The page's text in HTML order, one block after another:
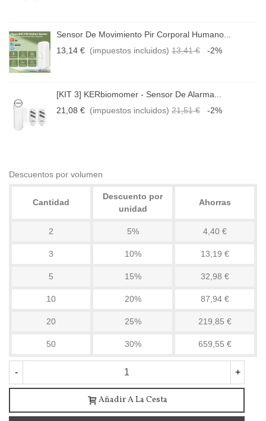
Sensor De Movimiento Pir Corporal Humano...
13,14 € (impuestos incluidos) 13,41 € -2%
[KIT 3] KERbiomomer - Sensor De Alarma...
21,08 € (impuestos incluidos) 21,51 € -2%
Descuentos por volumen
Cantidad
Descuento por
unidad
Ahorras
2 5% 4,40 €
3 10% 13,19 €
5 15% 32,98 €
10 20% 87,94 €
20 25% 219,85 €
50 30% 659,55 €
- +
Añadir A La Cesta